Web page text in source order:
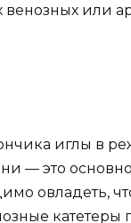
или
иглы в
— это
овладеть,
катетеры